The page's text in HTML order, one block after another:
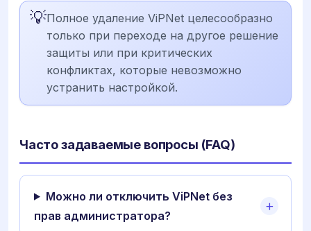
💡Полное удаление ViPNet целесообразно
только при переходе на другое решение
защиты или при критических
конфликтах, которые невозможно
устранить настройкой.
Часто задаваемые вопросы (FAQ)
Можно ли отключить ViPNet без
прав администратора?